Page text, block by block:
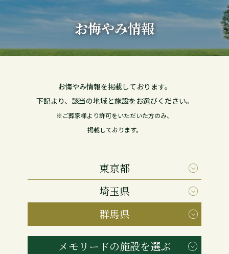
お悔やみ情報
お悔やみ情報を掲載しております。
下記より、該当の地域と施設をお選びください。
※ご葬家様より許可をいただいた方のみ、
掲載しております。
東京都
埼玉県
群馬県
メモリードの施設を選ぶ